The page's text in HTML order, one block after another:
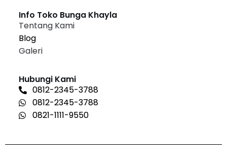
Info Toko Bunga Khayla
Tentang Kami
Blog
Galeri
Hubungi Kami
0812-2345-3788
0812-2345-3788
0821-1111-9550